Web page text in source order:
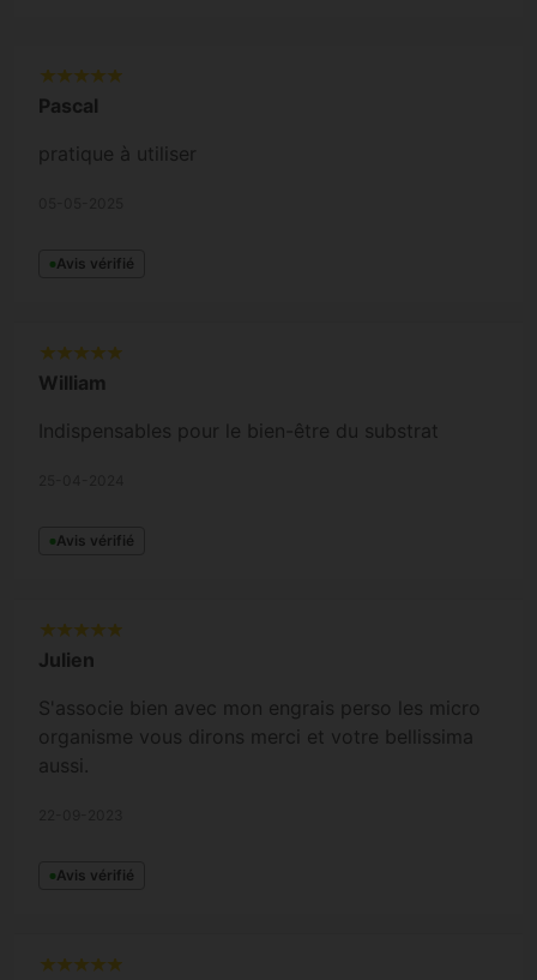
Pascal
pratique à utiliser
Avis vérifié
William
Indispensables pour le bien-être du substrat
Avis vérifié
Julien
S'associe bien avec mon engrais perso les micro
organisme vous dirons merci et votre bellissima
aussi.
Avis vérifié